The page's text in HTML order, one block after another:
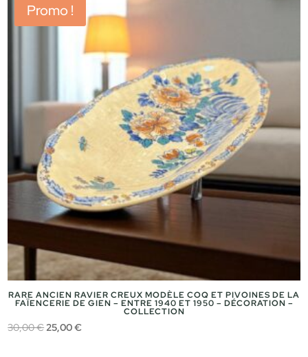
30,00 €.
Promo !
RARE ANCIEN RAVIER CREUX MODÈLE COQ ET PIVOINES DE LA
FAÏENCERIE DE GIEN – ENTRE 1940 ET 1950 – DÉCORATION –
COLLECTION
30,00€ Le
25,00€Le